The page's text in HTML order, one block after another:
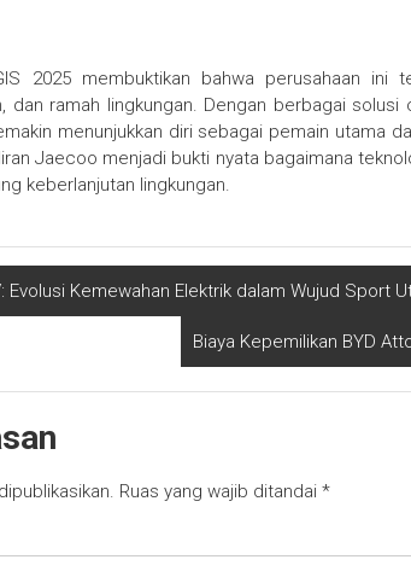
2025 membuktikan bahwa perusahaan ini
dan ramah lingkungan. Dengan berbagai solusi
menunjukkan diri sebagai pemain utama
Jaecoo menjadi bukti nyata bagaimana
keberlanjutan lingkungan.
Evolusi Kemewahan Elektrik dalam Wujud Sport
Biaya Kepemilikan BYD
Ruas yang wajib ditandai *